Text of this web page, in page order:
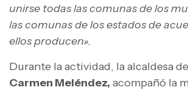
unirse todas las comunas de los
las comunas de los estados de
ellos producen».
Durante la actividad, la alcaldesa
Carmen Meléndez, acompañó la